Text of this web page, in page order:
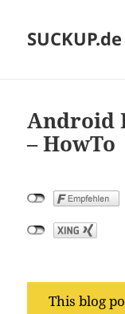
SUCKUP.de
Android
– HowTo
This blog